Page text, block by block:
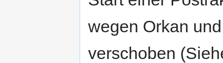
wegen Orkan
verschoben